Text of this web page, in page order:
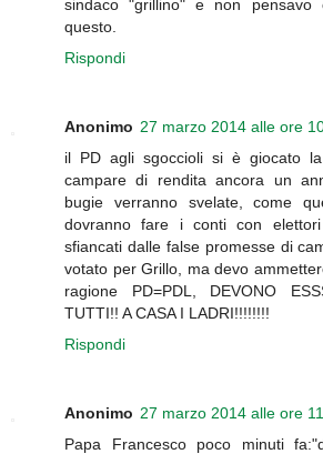
sindaco "grillino" e non pensavo
questo.
Rispondi
Anonimo 27 marzo 2014 alle ore
il PD agli sgoccioli si è giocato
campare di rendita ancora un
bugie verranno svelate, come
dovranno fare i conti con
sfiancati dalle false promesse di
votato per Grillo, ma devo
ragione PD=PDL, DEVONO
TUTTI!! A CASA I LADRI!!!!!!!!
Rispondi
Anonimo 27 marzo 2014 alle ore
Papa Francesco poco minuti